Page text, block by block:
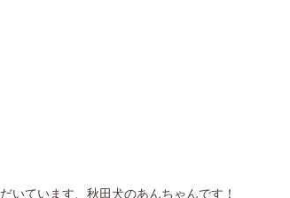
いています、秋田犬のあんちゃんです！